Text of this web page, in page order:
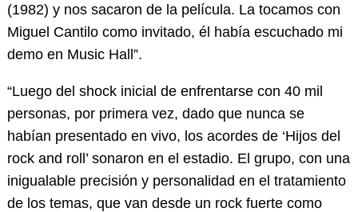
(1982) y nos sacaron de la película. La tocamos con
Miguel Cantilo como invitado, él había escuchado mi
demo en Music Hall”.
“Luego del shock inicial de enfrentarse con 40 mil
personas, por primera vez, dado que nunca se
habían presentado en vivo, los acordes de ‘Hijos del
rock and roll’ sonaron en el estadio. El grupo, con una
inigualable precisión y personalidad en el tratamiento
de los temas, que van desde un rock fuerte como